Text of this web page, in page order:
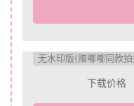
无水印版(赠嘟嘟同款
下载价格